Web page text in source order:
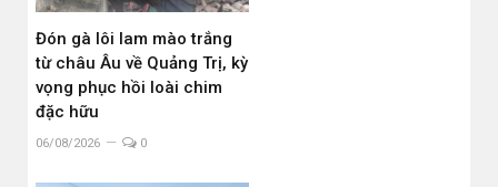
Đón gà lôi lam mào trắng
từ châu Âu về Quảng Trị, kỳ
vọng phục hồi loài chim
đặc hữu
06/08/2026 0